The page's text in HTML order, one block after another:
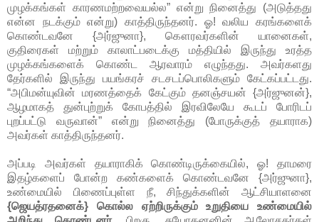
முழக்கங்கள் காரணமற்றவையல்ல” என்று நினைத்து (அடுத்தது
என்ன நடக்கும் என்று) காத்திருந்தனர். ஓ! வலிய கரங்களைக்
கொண்டவனே {அர்ஜுனா}, கௌரவர்களின் யானைகள்,
குதிரைகள் மற்றும் காலாட்படைக்கு மத்தியில் இருந்து உரத்த
முழக்கங்களைக் கொண்ட ஆரவாரம் எழுந்தது. அவர்களது
தேர்களில் இருந்து பயங்கரச் சடசடப்பொலிகளும் கேட்கப்பட்டது.
“அபிமன்யுவின் மரணத்தைக் கேட்கும் தனஞ்சயன் {அர்ஜுனன்},
ஆழமாகத் துன்புற்றுக் கோபத்தில் இரவிலேயே கூடப் போரிடப்
புறப்பட்டு வருவான்” என்று நினைத்து (போருக்குத் தயாராக)
அவர்கள் காத்திருந்தனர்.
அப்படி அவர்கள் தயாராகிக் கொண்டிருக்கையில், ஓ! தாமரை
இதழ்களைப் போன்ற கண்களைக் கொண்டவனே {அர்ஜுனா},
உண்மையில் பிணைப்புள்ள நீ, சிந்துக்களின் ஆட்சியாளனை
{ஜெயத்ரதனைக்} கொல்ல ஏற்றிருக்கும் உறுதியை உண்மையில்